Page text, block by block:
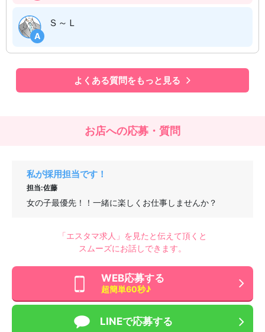
A
Ｓ～Ｌ
よくある質問をもっと見る
お店への応募・質問
私が採用担当です！
担当:佐藤
女の子最優先！！一緒に楽しくお仕事しませんか？
「エスタマ求人」を見たと伝えて頂くと
スムーズにお話しできます。
WEB応募する
超簡単60秒♪
LINEで応募する